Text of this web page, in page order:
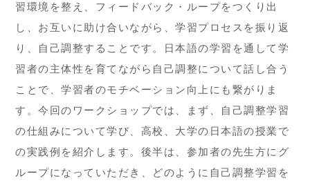
習環境を整え、フィードバック・ループをつくり出
し、お互いに助け合いながら、学習プロセスを振り返
り、自己調整することです。日本語の学習を通して学
習者の主体性を育てながら自己調整について話し合う
ことで、学習者のモチベーション向上にも繋がりま
す。今回のワークショップでは、まず、自己調整学習
の仕組みについて学び、高校、大学の日本語の授業で
の実践例を紹介します。後半は、参加者の先生方にグ
ループになっていただき、どのように自己調整学習を